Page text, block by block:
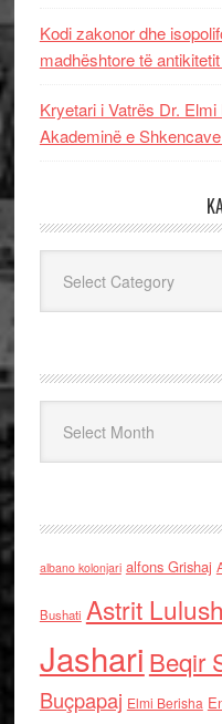
Kodi zakonor dhe
madhështore të
Kryetari i Vatrës Dr.
Akademinë e
albano kolonjari alfons Grishaj
Bushati Astrit
Jashari Beqir
Buçpapaj Elmi Berisha